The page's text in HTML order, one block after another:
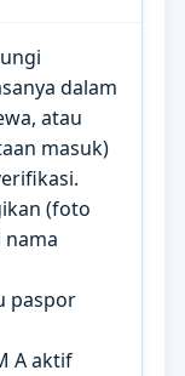
dalam
atau
masuk)
(foto
nama
paspor
A aktif